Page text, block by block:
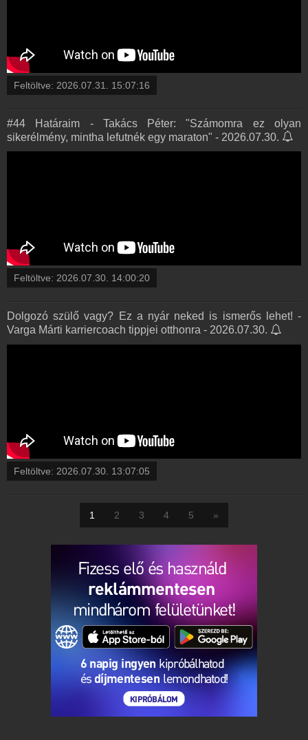
Feltöltve: 2026.07.31. 15:07:16
#44 Határaim - Takács Péter: "Számomra ez olyan
sikerélmény, mintha lefutnék egy maraton" - 2026.07.30.
Feltöltve: 2026.07.30. 14:00:20
Dolgozó szülő vagy? Ez a nyár neked is ismerős lehet! -
Varga Márti karriercoach tippjei otthonra - 2026.07.30.
Feltöltve: 2026.07.30. 13:07:05
1 2 3 4 5 »